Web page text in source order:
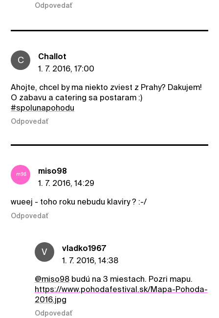
Odpovedať
C
Challot
1. 7. 2016, 17:00
Ahojte, chcel by ma niekto zviest z Prahy? Dakujem!
O zabavu a catering sa postaram :)
#spolunapohodu
Odpovedať
miso98
1. 7. 2016, 14:29
wueej - toho roku nebudu klaviry ? :-/
Odpovedať
V
vladko1967
1. 7. 2016, 14:38
@miso98budú na 3 miestach. Pozri mapu.
https://www.pohodafestival.sk/Mapa-Pohoda-
2016.jpg
Odpovedať